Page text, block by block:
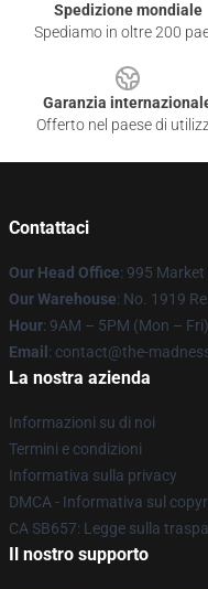
Spedizione mondiale
Spediamo in oltre 200
Garanzia
Offerto nel paese di
Contattaci
Our Head Office: 995 Market
Our Warehouse: No. 1919
Hour: 9AM – 5PM (Mon – Fri)
Email : contact@the-
La nostra azienda
Informazioni su di noi
Termini e condizioni
Informativa sulla privacy
DMCA - Informativa sul
CA SB657: Legge sulla
Il nostro supporto